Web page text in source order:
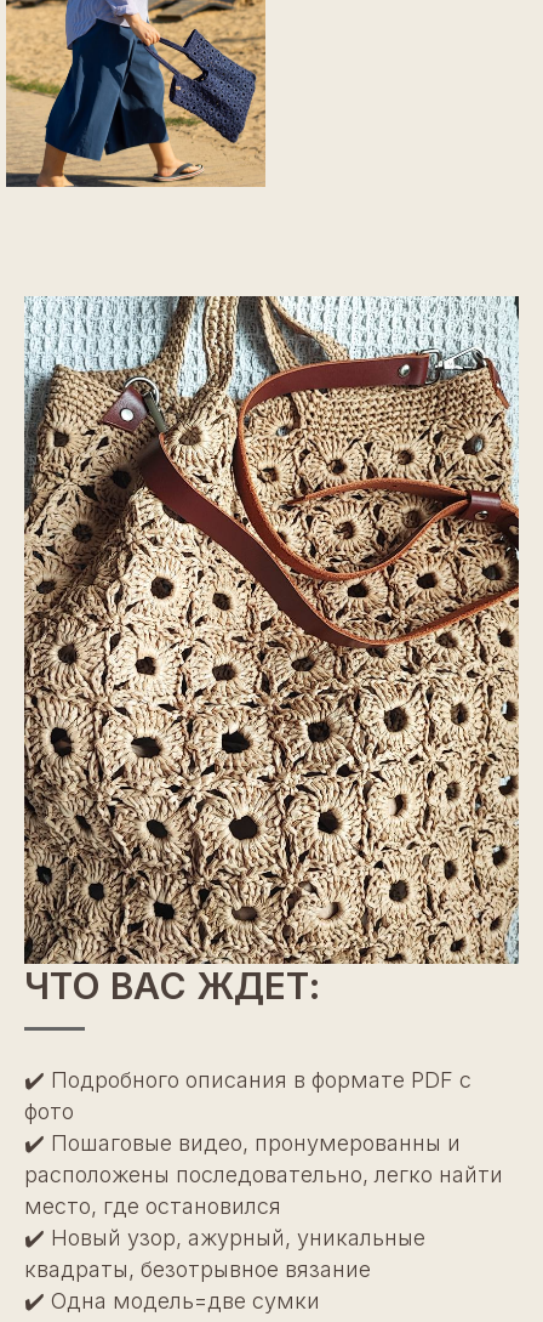
ЧТО ВАС ЖДЕТ:
✔️ Подробного описания в формате PDF с
фото
✔️ Пошаговые видео, пронумерованны и
расположены последовательно, легко найти
место, где остановился
✔️ Новый узор, ажурный, уникальные
квадраты, безотрывное вязание
✔️ Одна модель=две сумки